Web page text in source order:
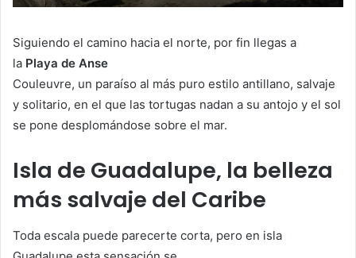
Siguiendo el camino hacia el norte, por fin llegas a
la Playa de Anse
Couleuvre, un paraíso al más puro estilo antillano, salvaje
y solitario, en el que las tortugas nadan a su antojo y el sol
se pone desplomándose sobre el mar.
Isla de Guadalupe, la belleza
más salvaje del Caribe
Toda escala puede parecerte corta, pero en isla